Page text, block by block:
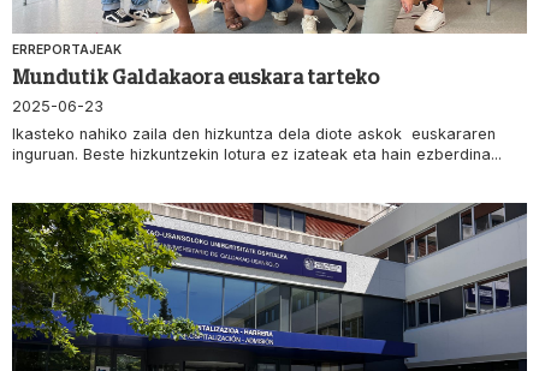
ERREPORTAJEAK
Mundutik Galdakaora euskara tarteko
2025-06-23
Ikasteko nahiko zaila den hizkuntza dela diote askok euskararen
inguruan. Beste hizkuntzekin lotura ez izateak eta hain ezberdina...